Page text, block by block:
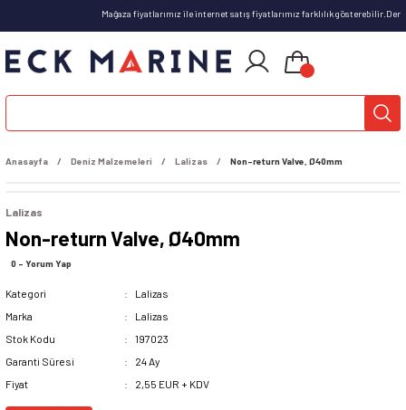
Mağaza fiyatlarımız ile internet satış fiyatlarımız farklılık
Anasayfa Deniz Malzemeleri Lalizas Non-return Valve, Ø40mm
Lalizas
Non-return Valve, Ø40mm
0 - Yorum Yap
Kategori
Lalizas
Marka
Lalizas
Stok Kodu
197023
Garanti Süresi
24 Ay
Fiyat
2,55 EUR + KDV